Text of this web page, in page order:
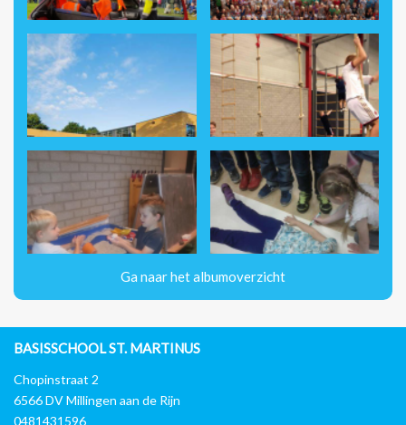
Ga naar het albumoverzicht
BASISSCHOOL ST. MARTINUS
Chopinstraat 2
6566 DV Millingen aan de Rijn
0481431596